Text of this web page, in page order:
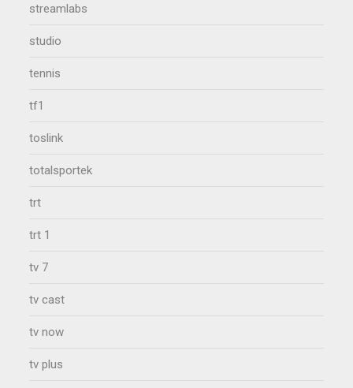
streamlabs
studio
tennis
tf1
toslink
totalsportek
trt
trt 1
tv 7
tv cast
tv now
tv plus